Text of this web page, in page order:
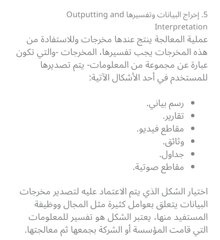
5. إخراج البيانات وتفسيرها Outputting and
Interpretation
عملية المعالجة ينتج عندها مخرجات وللاستفادة من
هذه المخرجات يجب تفسيرها، المخرجات -والتي تكون
عبارة عن مجموعة من المعلومات- يتم تصديرها
للمستخدم في أحد الأشكال الآتية:
رسم بياني.
تقارير.
مقاطع فيديو.
وثائق.
جداول.
مقاطع صوتية.
اختيار الشكل الذي يتم الاعتماد عليه لتصدير مخرجات
البيانات يتعلق بعوامل كثيرة مثل المجال ووظيفة
المستفيد منها، يعتبر الشكل هو تفسير للمعلومات
التي قامت المؤسسة أو الشركة بجمعها ثم معالجتها.